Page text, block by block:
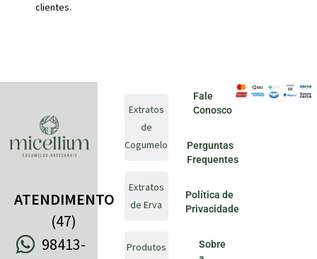
clientes.
ATENDIMENTO
(47)
98413-
Extratos
de
Cogumelo
Extratos
de Erva
Produtos
Fale
Conosco
Perguntas
Frequentes
Política de
Privacidade
Sobre